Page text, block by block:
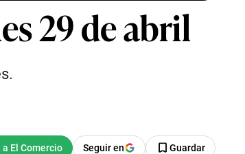
29 de abril
Seguir en Guardar